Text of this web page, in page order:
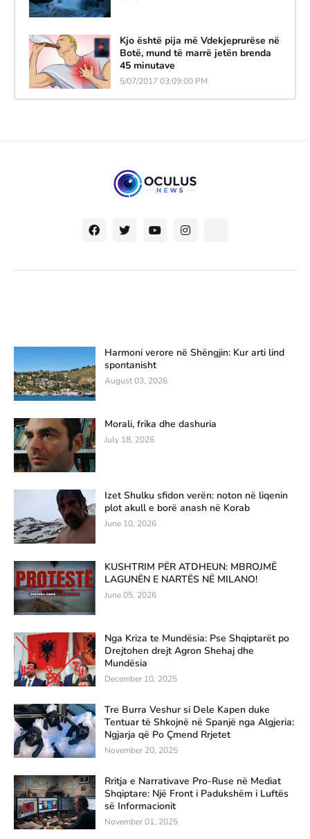
Kjo është pija më Vdekjeprurëse në
Botë, mund të marrë jetën brenda
45 minutave
5/07/2017 03:09:00 PM
Harmoni verore në Shëngjin: Kur arti lind
spontanisht
August 03, 2026
Morali, frika dhe dashuria
July 18, 2026
Izet Shulku sfidon verën: noton në liqenin
plot akull e borë anash në Korab
June 10, 2026
KUSHTRIM PËR ATDHEUN: MBROJMË
LAGUNËN E NARTËS NË MILANO!
June 05, 2026
Nga Kriza te Mundësia: Pse Shqiptarët po
Drejtohen drejt Agron Shehaj dhe
Mundësia
December 10, 2025
Tre Burra Veshur si Dele Kapen duke
Tentuar të Shkojnë në Spanjë nga Algjeria:
Ngjarja që Po Çmend Rrjetet
November 20, 2025
Rritja e Narrativave Pro-Ruse në Mediat
Shqiptare: Një Front i Padukshëm i Luftës
së Informacionit
November 01, 2025